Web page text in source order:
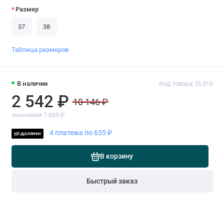
В наличии Код товара: EL916
2 542 ₽ 10 146 ₽
экономия 7 605 ₽
4 платежа по 635 ₽
В корзину
Быстрый заказ
Размер
37 38
Таблица размеров